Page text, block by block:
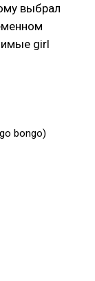
выбрал
girl
bongo)